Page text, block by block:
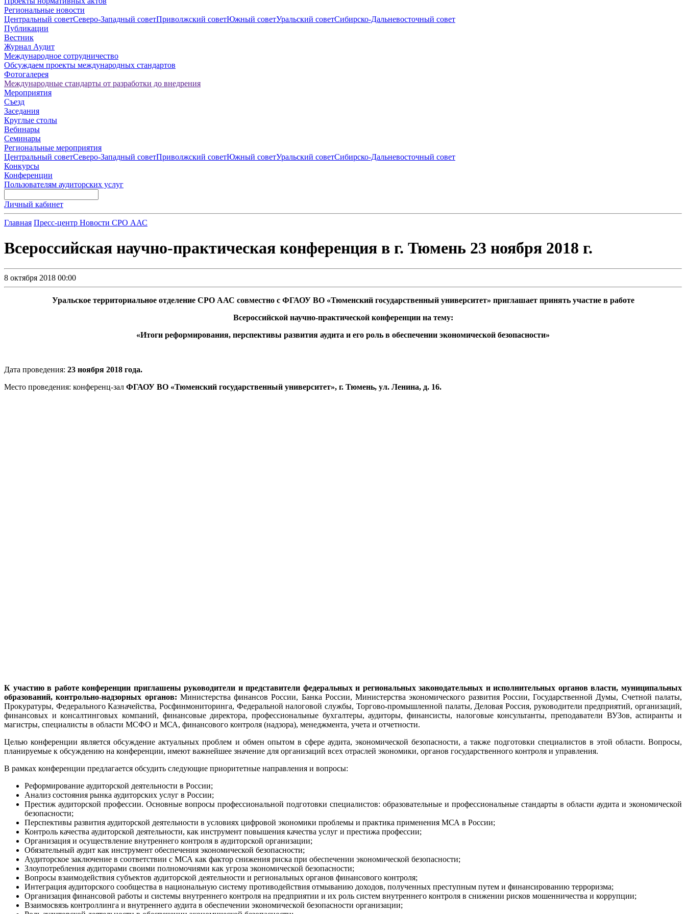
Региональные новости
Центральный советСеверо-Западный советПриволжский советЮжный советУральский советСибирско-Дальневосточный совет
Публикации
Вестник
Журнал Аудит
Международное сотрудничество
Обсуждаем проекты международных стандартов
Фотогалерея
Международные стандарты от разработки до внедрения
Мероприятия
Съезд
Заседания
Круглые столы
Вебинары
Семинары
Региональные мероприятия
Центральный советСеверо-Западный советПриволжский советЮжный советУральский советСибирско-Дальневосточный совет
Конкурсы
Конференции
Пользователям аудиторских услуг
Личный кабинет
Главная Пресс-центр Новости СРО ААС
Всероссийская научно-практическая конференция в г. Тюмень 23 ноября 2018 г.
8 октября 2018 00:00
Уральское территориальное отделение СРО ААС совместно с ФГАОУ ВО «Тюменский государственный университет» приглашает принять участие в работе
Всероссийской научно-практической конференции на тему:
«Итоги реформирования, перспективы развития аудита и его роль в обеспечении экономической безопасности»
Дата проведения: 23 ноября 2018 года.
Место проведения: конференц-зал ФГАОУ ВО «Тюменский государственный университет», г. Тюмень, ул. Ленина, д. 16.
К участию в работе конференции приглашены руководители и представители федеральных и региональных законодательных и исполнительных органов власти, муниципальных
образований, контрольно-надзорных органов: Министерства финансов России, Банка России, Министерства экономического развития России, Государственной Думы, Счетной палаты,
Прокуратуры, Федерального Казначейства, Росфинмониторинга, Федеральной налоговой службы, Торгово-промышленной палаты, Деловая Россия, руководители предприятий, организаций,
финансовых и консалтинговых компаний, финансовые директора, профессиональные бухгалтеры, аудиторы, финансисты, налоговые консультанты, преподаватели ВУЗов, аспиранты и
магистры, специалисты в области МСФО и МСА, финансового контроля (надзора), менеджмента, учета и отчетности.
Целью конференции является обсуждение актуальных проблем и обмен опытом в сфере аудита, экономической безопасности, а также подготовки специалистов в этой области. Вопросы,
планируемые к обсуждению на конференции, имеют важнейшее значение для организаций всех отраслей экономики, органов государственного контроля и управления.
В рамках конференции предлагается обсудить следующие приоритетные направления и вопросы:
Реформирование аудиторской деятельности в России;
Анализ состояния рынка аудиторских услуг в России;
Престиж аудиторской профессии. Основные вопросы профессиональной подготовки специалистов: образовательные и профессиональные стандарты в области аудита и экономической
безопасности;
Перспективы развития аудиторской деятельности в условиях цифровой экономики проблемы и практика применения МСА в России;
Контроль качества аудиторской деятельности, как инструмент повышения качества услуг и престижа профессии;
Организация и осуществление внутреннего контроля в аудиторской организации;
Обязательный аудит как инструмент обеспечения экономической безопасности;
Аудиторское заключение в соответствии с МСА как фактор снижения риска при обеспечении экономической безопасности;
Злоупотребления аудиторами своими полномочиями как угроза экономической безопасности;
Вопросы взаимодействия субъектов аудиторской деятельности и региональных органов финансового контроля;
Интеграция аудиторского сообщества в национальную систему противодействия отмыванию доходов, полученных преступным путем и финансированию терроризма;
Организация финансовой работы и системы внутреннего контроля на предприятии и их роль систем внутреннего контроля в снижении рисков мошенничества и коррупции;
Взаимосвязь контроллинга и внутреннего аудита в обеспечении экономической безопасности организации;